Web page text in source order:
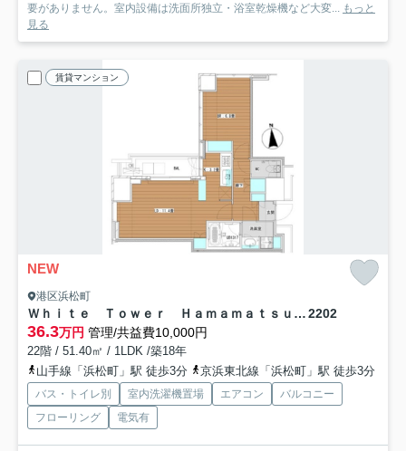
要がありません。室内設備は洗面所独立・浴室乾燥機など大変...
もっと
見る
賃貸マンション
NEW
港区浜松町
Ｗｈｉｔｅ Ｔｏｗｅｒ Ｈａｍａｍａｔｓｕｃｈｏ 2202
36.3万円 管理/共益費10,000円
22階 / 51.40㎡ / 1LDK /築18年
山手線「浜松町」駅 徒歩3分
京浜東北線「浜松町」駅 徒歩3分
バス・トイレ別 室内洗濯機置場 エアコン
バルコニー
フローリング
電気有